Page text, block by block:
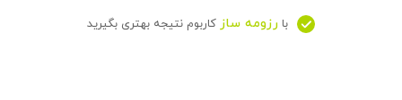
با رزومه ساز کاربوم نتیجه بهتری بگیرید